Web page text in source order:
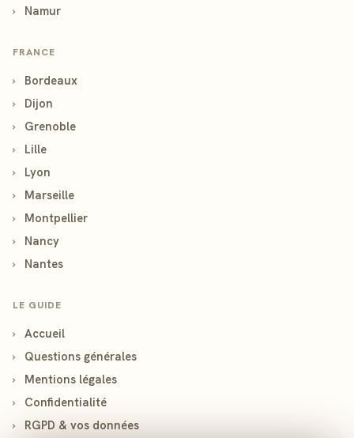
›
Namur
FRANCE
›
Bordeaux
›
Dijon
›
Grenoble
›
Lille
›
Lyon
›
Marseille
›
Montpellier
›
Nancy
›
Nantes
LE GUIDE
›
Accueil
›
Questions générales
›
Mentions légales
›
Confidentialité
›
RGPD & vos données